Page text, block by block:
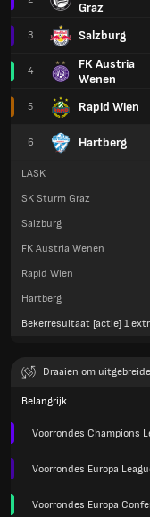
Graz
3 Salzburg
4
FK Austria
Wenen
5 Rapid Wien
6 Hartberg
LASK
SK Sturm Graz
Salzburg
FK Austria Wenen
Rapid Wien
Hartberg
Bekerresultaat [actie] 1
Draaien om
Belangrijk
Voorrondes Champions
Voorrondes Europa
Voorrondes Europa